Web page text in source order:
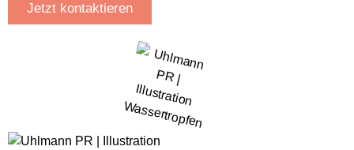
Jetzt kontaktieren